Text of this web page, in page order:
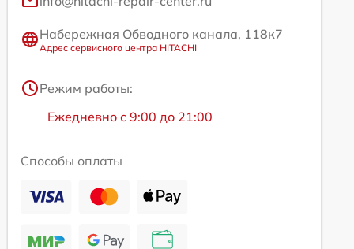
Набережная Обводного канала, 118к7
Адрес сервисного центра HITACHI
Режим работы:
Ежедневно с 9:00 до 21:00
Способы оплаты